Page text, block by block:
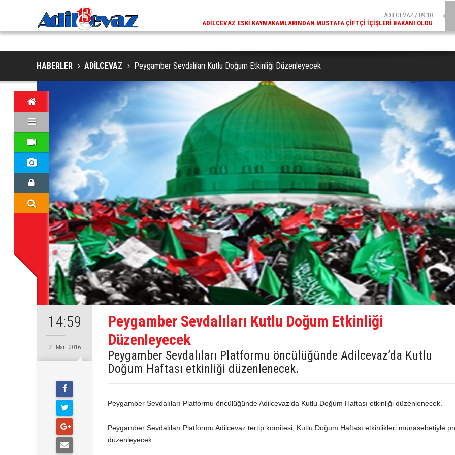
NESLI TEHLIKE ALTINDAKI VAŞAK GÖRÜNTÜLENDI
ADİLCEVAZ / 09:10
ADILCEVAZ ESKI KAYMAKAMLARINDAN MUSTAFA ÇIFTÇI İÇIŞLERI BAKANI OLDU
HABERLER ADİLCEVAZ Peygamber Sevdalıları Kutlu Doğum Etkinliği Düzenleyecek
14:59
31 Mart 2016
Peygamber Sevdalıları Kutlu Doğum Etkinliği
Düzenleyecek
Peygamber Sevdalıları Platformu öncülüğünde Adilcevaz’da Kutlu
Doğum Haftası etkinliği düzenlenecek.
Peygamber Sevdalıları Platformu öncülüğünde Adilcevaz’da Kutlu Doğum Haftası etkinliği düzenlenecek.
Peygamber Sevdalıları Platformu Adilcevaz tertip komitesi, Kutlu Doğum Haftası etkinlikleri münasebetiyle
düzenleyecek.